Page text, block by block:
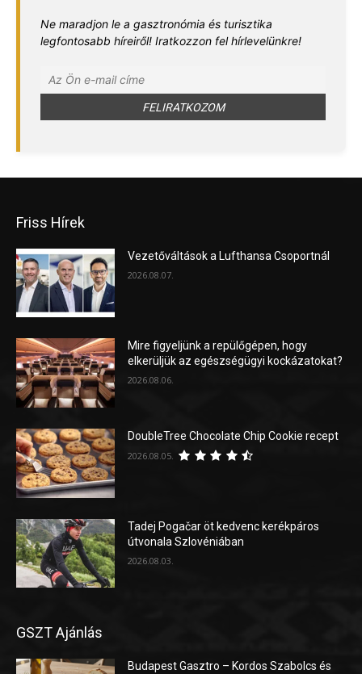
Ne maradjon le a gasztronómia és turisztika
legfontosabb híreiről! Iratkozzon fel hírlevelünkre!
Friss Hírek
Vezetőváltások a Lufthansa Csoportnál
2026.08.07.
Mire figyeljünk a repülőgépen, hogy
elkerüljük az egészségügyi kockázatokat?
2026.08.06.
DoubleTree Chocolate Chip Cookie recept
2026.08.05.
Tadej Pogačar öt kedvenc kerékpáros
útvonala Szlovéniában
2026.08.03.
GSZT Ajánlás
Budapest Gasztro – Kordos Szabolcs és